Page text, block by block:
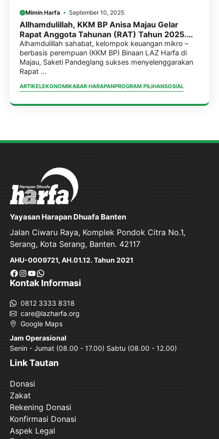
Mimin Harfa September 10, 2025
Allhamdulillah, KKM BP Anisa Majau Gelar
Rapat Anggota Tahunan (RAT) Tahun 2025.
Total Simpanan Rp. 150 Juta
Alhamdulillah sahabat, kelompok keuangan mikro –
berbasis perempuan (KKM BP) Binaan LAZ Harfa di
Majau, Saketi Pandeglang sukses menyelenggarakan
Rapat ...
ARTIKELEKONOMIKABAR HARAPANPROGRAM PILIHANSOSIAL
Yayasan Harapan Dhuafa Banten
Jalan Ciwaru Raya, Komplek Pondok Citra No.1,
Serang, Kota Serang, Banten. 42117
AHU-0009721, AH.01.12. Tahun 2021
Facebook
Instagram
YouTube
WhatsApp
Kontak Informasi
0812 3333 8318
care@lazharfa.org
Google Maps
Jam Operasional
Senin - Jumat (08.00 - 17.00) Sabtu (08.00 - 12.00)
Link Tautan
Donasi
Zakat
Rekening Donasi
Konfirmasi Donasi
Aspek Legal